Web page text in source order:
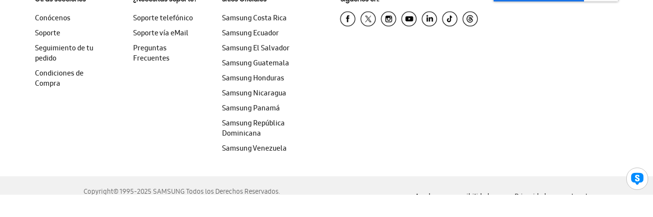
Conócenos
Soporte
Seguimiento de tu
pedido
Condiciones de
Compra
Soporte telefónico
Soporte vía eMail
Preguntas
Frecuentes
Samsung Costa Rica
Samsung Ecuador
Samsung El Salvador
Samsung Guatemala
Samsung Honduras
Samsung Nicaragua
Samsung Panamá
Samsung República
Dominicana
Samsung Venezuela
Copyright© 1995-2025 SAMSUNG Todos los Derechos Reservados.
Ayuda para accesibilidad Privacidad Legal